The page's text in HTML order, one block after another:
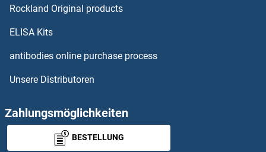
ATG4A Antikörper
ATG4B Antikörper
ATG4C Antikörper
ATG4D Antikörper
Rockland Original products
ELISA Kits
antibodies online purchase process
Unsere Distributoren
Zahlungsmöglichkeiten
BESTELLUNG